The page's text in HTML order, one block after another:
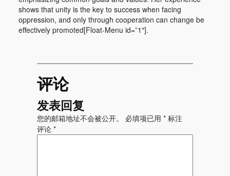
shows that unity is the key to success when facing
oppression, and only through cooperation can change be
effectively promoted[Float-Menu id=”1″].
评论
发表回复
您的邮箱地址不会被公开。 必填项已用 *标注
评论 *